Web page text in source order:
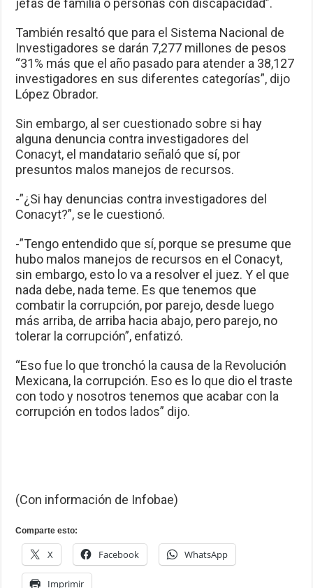
jefas de familia o personas con discapacidad”.
También resaltó que para el Sistema Nacional de
Investigadores se darán 7,277 millones de pesos
“31% más que el año pasado para atender a 38,127
investigadores en sus diferentes categorías”, dijo
López Obrador.
Sin embargo, al ser cuestionado sobre si hay
alguna denuncia contra investigadores del
Conacyt, el mandatario señaló que sí, por
presuntos malos manejos de recursos.
-”¿Si hay denuncias contra investigadores del
Conacyt?”, se le cuestionó.
-”Tengo entendido que sí, porque se presume que
hubo malos manejos de recursos en el Conacyt,
sin embargo, esto lo va a resolver el juez. Y el que
nada debe, nada teme. Es que tenemos que
combatir la corrupción, por parejo, desde luego
más arriba, de arriba hacia abajo, pero parejo, no
tolerar la corrupción”, enfatizó.
“Eso fue lo que tronchó la causa de la Revolución
Mexicana, la corrupción. Eso es lo que dio el traste
con todo y nosotros tenemos que acabar con la
corrupción en todos lados” dijo.
(Con información de Infobae)
Comparte esto:
X Facebook WhatsApp
Imprimir